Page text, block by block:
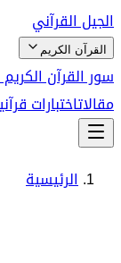
الجيل القرآني
القرآن الكريم
سور القرآن
مقالاتاختبارات
الرئيسية